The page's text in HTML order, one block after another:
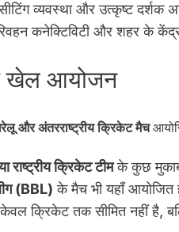
व्यवस्था और उत्कृष्ट दर्शक
कनेक्टिविटी और शहर के
खेल आयोजन
और अंतरराष्ट्रीय क्रिकेट मैच
राष्ट्रीय क्रिकेट टीमके कुछ
(BBL) के मैच भी यहाँ आयोजित
क्रिकेट तक सीमित नहीं है,